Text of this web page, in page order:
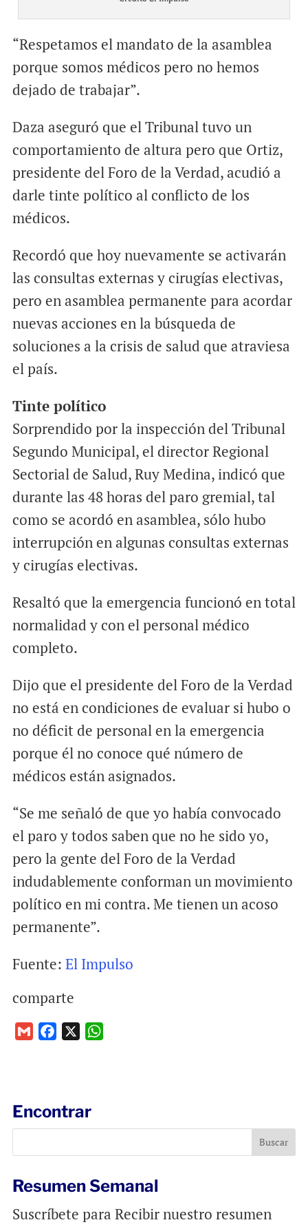
“Respetamos el mandato de la asamblea
porque somos médicos pero no hemos
dejado de trabajar”.
Daza aseguró que el Tribunal tuvo un
comportamiento de altura pero que Ortiz,
presidente del Foro de la Verdad, acudió a
darle tinte político al conflicto de los
médicos.
Recordó que hoy nuevamente se activarán
las consultas externas y cirugías electivas,
pero en asamblea permanente para acordar
nuevas acciones en la búsqueda de
soluciones a la crisis de salud que atraviesa
el país.
Tinte político
Sorprendido por la inspección del Tribunal
Segundo Municipal, el director Regional
Sectorial de Salud, Ruy Medina, indicó que
durante las 48 horas del paro gremial, tal
como se acordó en asamblea, sólo hubo
interrupción en algunas consultas externas
y cirugías electivas.
Resaltó que la emergencia funcionó en total
normalidad y con el personal médico
completo.
Dijo que el presidente del Foro de la Verdad
no está en condiciones de evaluar si hubo o
no déficit de personal en la emergencia
porque él no conoce qué número de
médicos están asignados.
“Se me señaló de que yo había convocado
el paro y todos saben que no he sido yo,
pero la gente del Foro de la Verdad
indudablemente conforman un movimiento
político en mi contra. Me tienen un acoso
permanente”.
Fuente: El Impulso
comparte
o
k
p
Encontrar
Resumen Semanal
Suscríbete para Recibir nuestro resumen